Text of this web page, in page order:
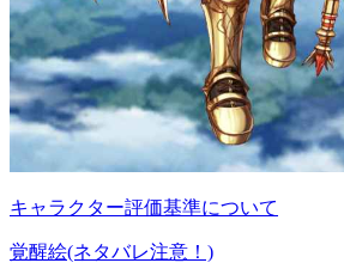
キャラクター評価基準について
覚醒絵(ネタバレ注意！)